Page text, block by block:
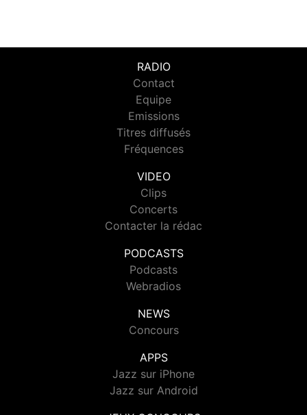
RADIO
Contact
Equipe
Emissions
Titres diffusés
Fréquences
VIDEO
Clips
Concerts
Contacter la rédac
PODCASTS
Podcasts
Webradios
NEWS
Concours
APPS
Jazz sur iPhone
Jazz sur Android